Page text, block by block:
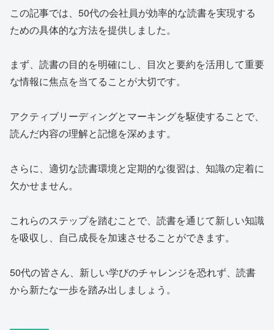
この記事では、50代の会社員が効率的な読書を実現する
ための具体的な方法を提供しました。
まず、読書の目的を明確にし、目次と要約を活用して重要
な情報に焦点を当てることが大切です。
アクティブリーディングとマーキングを駆使することで、
読んだ内容の理解と記憶を深めます。
さらに、適切な読書環境と定期的な復習は、知識の定着に
欠かせません。
これらのステップを踏むことで、読書を通じて新しい知識
を吸収し、自己成長を加速させることができます。
50代の皆さん、新しい学びのチャレンジを恐れず、読書
から新たな一歩を踏み出しましょう。